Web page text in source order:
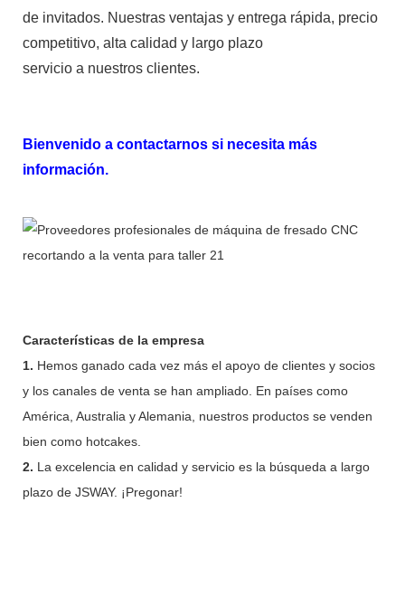
de invitados. Nuestras ventajas y entrega rápida, precio
competitivo, alta calidad y largo plazo
servicio a nuestros clientes.
Bienvenido a contactarnos si necesita más
información.
Características de la empresa
1. Hemos ganado cada vez más el apoyo de clientes y socios
y los canales de venta se han ampliado. En países como
América, Australia y Alemania, nuestros productos se venden
bien como hotcakes.
2. La excelencia en calidad y servicio es la búsqueda a largo
plazo de JSWAY. ¡Pregonar!